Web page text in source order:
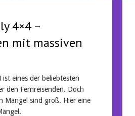
4×4 –
mit massiven
ist eines der beliebtesten
den Fernreisenden. Doch
Mängel sind groß. Hier eine